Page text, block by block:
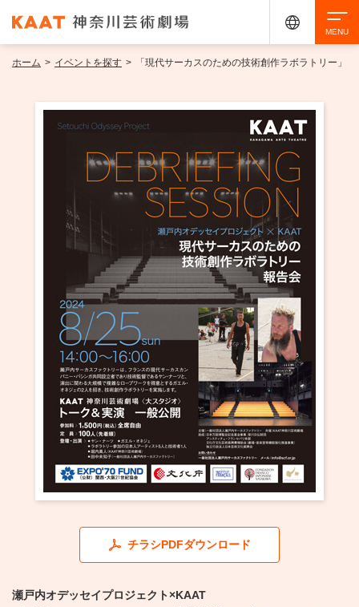
イベントを探す
・ イベントカレンダー
・ 館内サービス・アクセシビリティ
・ フロアマップ
・ レストラン/カフェ
・ 交通案内
・ よくある質問
施設を借りる
KAATについて
・ ミッション
・ 芸術監督
・ レストラン/カフェ
KAAT 神奈川芸術劇場
アクセシビリティ チケット購入 交通案内
ホーム > イベントを探す > 「現代サーカスのための技術創作ラボラトリー」
チラシPDFダウンロード
瀬戸内オデッセイプロジェクト×KAAT